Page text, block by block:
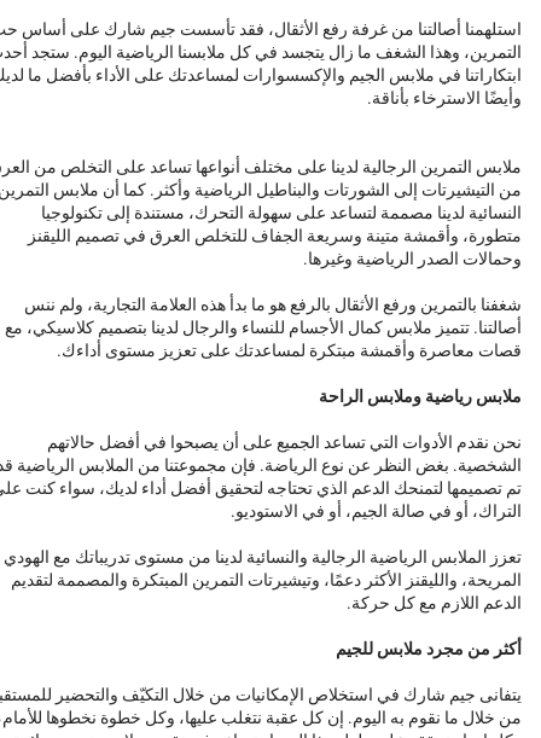
استلهمنا أصالتنا من غرفة رفع الأثقال، فقد تأسست جيم شارك على أساس
التمرين، وهذا الشغف ما زال يتجسد في كل ملابسنا الرياضية اليوم. ستجد
ابتكاراتنا في ملابس الجيم والإكسسوارات لمساعدتك على الأداء بأفضل ما
وأيضًا الاسترخاء بأناقة.
ملابس التمرين الرجالية لدينا على مختلف أنواعها تساعد على التخلص من
من التيشيرتات إلى الشورتات والبناطيل الرياضية وأكثر. كما أن ملابس
النسائية لدينا مصممة لتساعد على سهولة التحرك، مستندة إلى تكنولوجيا
متطورة، وأقمشة متينة وسريعة الجفاف للتخلص العرق في تصميم الليقنز
وحمالات الصدر الرياضية وغيرها.
شغفنا بالتمرين ورفع الأثقال بالرفع هو ما بدأ هذه العلامة التجارية، ولم ننس
أصالتنا. تتميز ملابس كمال الأجسام للنساء والرجال لدينا بتصميم كلاسيكي، مع
قصات معاصرة وأقمشة مبتكرة لمساعدتك على تعزيز مستوى أداءك.
ملابس رياضية وملابس الراحة
نحن نقدم الأدوات التي تساعد الجميع على أن يصبحوا في أفضل حالاتهم
الشخصية. بغض النظر عن نوع الرياضة. فإن مجموعتنا من الملابس الرياضية
تم تصميمها لتمنحك الدعم الذي تحتاجه لتحقيق أفضل أداء لديك، سواء كنت
التراك، أو في صالة الجيم، أو في الاستوديو.
تعزز الملابس الرياضية الرجالية والنسائية لدينا من مستوى تدريباتك مع الهودي
المريحة، والليقنز الأكثر دعمًا، وتيشيرتات التمرين المبتكرة والمصممة لتقديم
الدعم اللازم مع كل حركة.
أكثر من مجرد ملابس للجيم
يتفانى جيم شارك في استخلاص الإمكانيات من خلال التكيّف والتحضير
من خلال ما نقوم به اليوم. إن كل عقبة نتغلب عليها، وكل خطوة نخطوها